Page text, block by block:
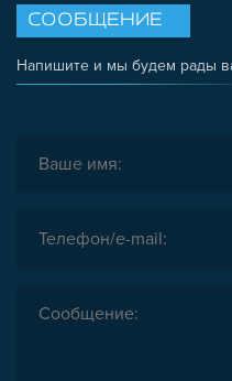
СООБЩЕНИЕ
Напишите и мы будем рады